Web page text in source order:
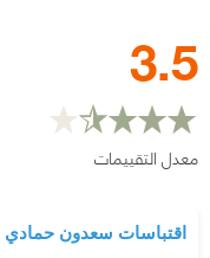
3.5
معدل التقييمات
اقتباسات سعدون حمادي